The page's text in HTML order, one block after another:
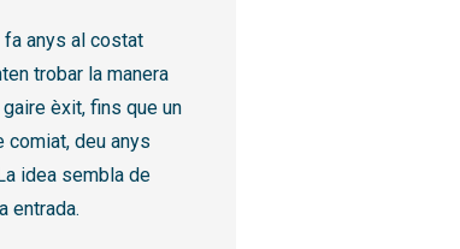
fa anys al costat
trobar la manera
èxit, fins que un
comiat, deu anys
idea sembla de
entrada.